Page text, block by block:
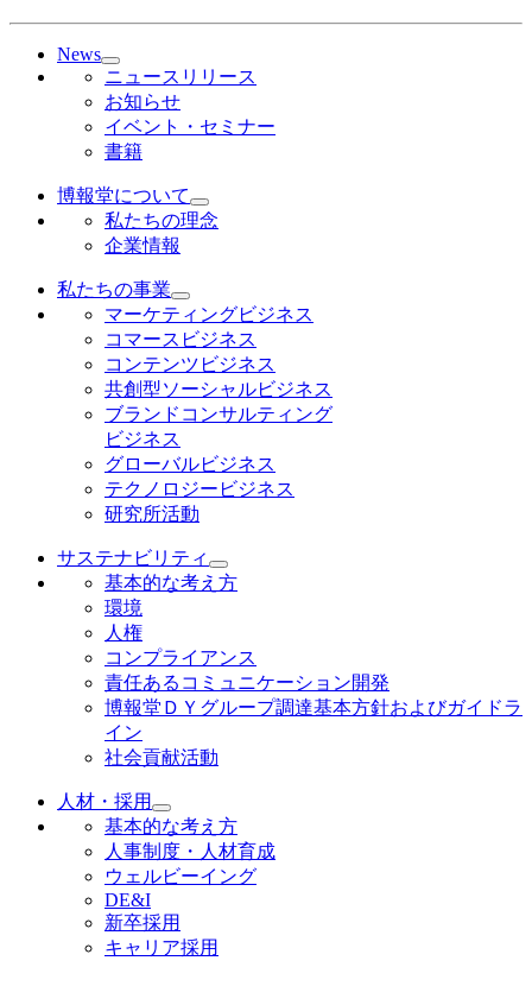
News
ニュースリリース
お知らせ
イベント・セミナー
書籍
博報堂について
私たちの理念
企業情報
私たちの事業
マーケティングビジネス
コマースビジネス
コンテンツビジネス
共創型ソーシャルビジネス
ブランドコンサルティング
ビジネス
グローバルビジネス
テクノロジービジネス
研究所活動
サステナビリティ
基本的な考え方
環境
人権
コンプライアンス
責任あるコミュニケーション開発
博報堂ＤＹグループ調達基本方針およびガイドラ
イン
社会貢献活動
人材・採用
基本的な考え方
人事制度・人材育成
ウェルビーイング
DE&I
新卒採用
キャリア採用